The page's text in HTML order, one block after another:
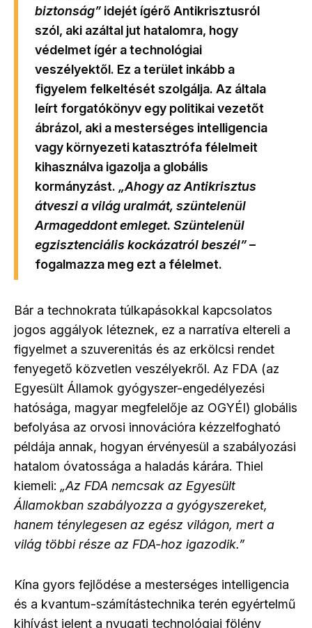
biztonság”idejét ígérő Antikrisztusról
szól, aki azáltal jut hatalomra, hogy
védelmet ígér a technológiai
veszélyektől. Ez a terület inkább a
figyelem felkeltését szolgálja. Az általa
leírt forgatókönyv egy politikai vezetőt
ábrázol, aki a mesterséges intelligencia
vagy környezeti katasztrófa félelmeit
kihasználva igazolja a globális
kormányzást. „Ahogy az Antikrisztus
átveszi a világ uralmát, szüntelenül
Armageddont emleget. Szüntelenül
egzisztenciális kockázatról beszél”–
fogalmazza meg ezt a félelmet.
Bár a technokrata túlkapásokkal kapcsolatos
jogos aggályok léteznek, ez a narratíva eltereli a
figyelmet a szuverenitás és az erkölcsi rendet
fenyegető közvetlen veszélyekről. Az FDA (az
Egyesült Államok gyógyszer-engedélyezési
hatósága, magyar megfelelője az OGYÉI) globális
befolyása az orvosi innovációra kézzelfogható
példája annak, hogyan érvényesül a szabályozási
hatalom óvatossága a haladás kárára. Thiel
kiemeli: „Az FDA nemcsak az Egyesült
Államokban szabályozza a gyógyszereket,
hanem ténylegesen az egész világon, mert a
világ többi része az FDA-hoz igazodik.”
Kína gyors fejlődése a mesterséges intelligencia
és a kvantum-számítástechnika terén egyértelmű
kihívást jelent a nyugati technológiai fölény